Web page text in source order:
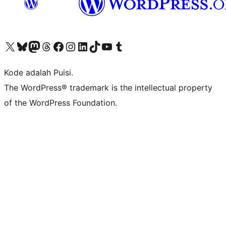
Kunjungi akun X (sebelumnya Twitter) kamiVisit our Bluesky account
Kunjungi akun Mastodon kami
Visit our Threads account
Kunjungi halaman Facebook kamiKunjungi akun Instagram kamiKunjungi akun LinkedIn kami
Visit our TikTok account
Kunjungi channel YouTube kamiVisit our Tumblr account
Kode adalah Puisi.
The WordPress® trademark is the intellectual property
of the WordPress Foundation.